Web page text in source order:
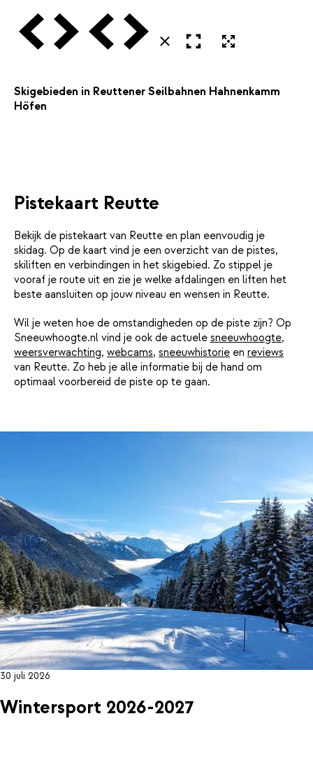
Vorige VolgendeVorige Volgende
SluitenOpen in volledig scherm
Skigebieden in Reuttener Seilbahnen Hahnenkamm
Höfen
Pistekaart Reutte
Bekijk de pistekaart van Reutte en plan eenvoudig je
skidag. Op de kaart vind je een overzicht van de pistes,
skiliften en verbindingen in het skigebied. Zo stippel je
vooraf je route uit en zie je welke afdalingen en liften het
beste aansluiten op jouw niveau en wensen in Reutte.
Wil je weten hoe de omstandigheden op de piste zijn? Op
Sneeuwhoogte.nl vind je ook de actuele sneeuwhoogte,
weersverwachting, webcams, sneeuwhistorie en reviews
van Reutte. Zo heb je alle informatie bij de hand om
optimaal voorbereid de piste op te gaan.
30 juli 2026
Wintersport 2026-2027